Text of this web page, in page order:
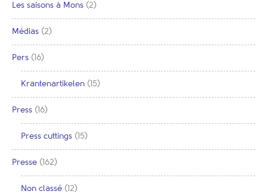
Les saisons à Mons (2)
Médias (2)
Pers (16)
Krantenartikelen (15)
Press (16)
Press cuttings (15)
Presse (162)
Non classé (12)